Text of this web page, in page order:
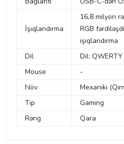
İşıqlandırma
16,8 milyon
RGB
işıqlandırma
Dil
Dil:
Mouse
-
Növ
Mexaniki
Tip
Gaming
Rəng
Qara